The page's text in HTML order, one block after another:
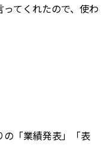
てくれたので、使わ
「業績発表」「表